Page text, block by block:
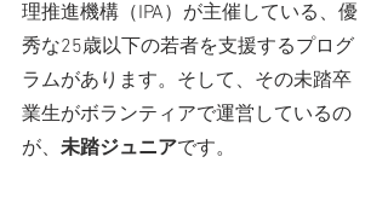
理推進機構（IPA）が主催している、優
秀な25歳以下の若者を支援するプログ
ラムがあります。そして、その未踏卒
業生がボランティアで運営しているの
が、 未踏ジュニアです。